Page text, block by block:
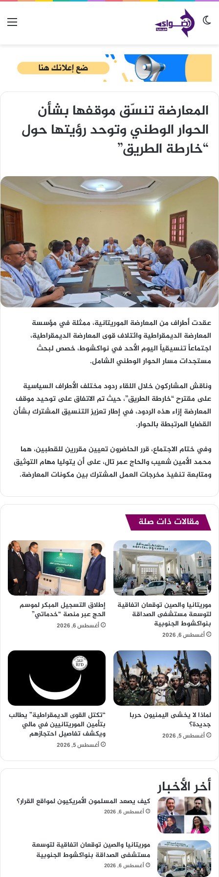
الوضع المظلم
المعارضة تنسّق موقفها بشأن
الحوار الوطني وتوحد رؤيتها حول
“خارطة الطريق”
عقدت أطراف من المعارضة الموريتانية، ممثلة في مؤسسة
المعارضة الديمقراطية وائتلاف قوى المعارضة الديمقراطية،
اجتماعاً تنسيقياً اليوم الأحد في نواكشوط، خصص لبحث
مستجدات مسار الحوار الوطني الشامل.
وناقش المشاركون خلال اللقاء ردود مختلف الأطراف السياسية
على مقترح “خارطة الطريق”، حيث تم الاتفاق على توحيد موقف
المعارضة إزاء هذه الردود، في إطار تعزيز التنسيق المشترك بشأن
القضايا المرتبطة بالحوار.
وفي ختام الاجتماع، قرر الحاضرون تعيين مقررين للقطبين، هما
محمد الأمين شعيب والحاج عمر تال، على أن يتوليا مهام التوثيق
ومتابعة تنفيذ مخرجات العمل المشترك بين مكونات المعارضة.
مقالات ذات صلة
موريتانيا والصين توقعان اتفاقية
لتوسعة مستشفى الصداقة
بنواكشوط الجنوبية
أغسطس 6, 2026
إطلاق التسجيل المبكر لموسم
الحج عبر منصة “خدماتي”
أغسطس 6, 2026
لماذا لا يخشى اليمنيون حربا
جديدة؟
أغسطس 5, 2026
“تكتل القوى الديمقراطية” يطالب
بتأمين الموريتانيين في مالي
ويكشف تفاصيل احتجازهم
أغسطس 5, 2026
أخر الأخبار
كيف يصعد المسلمون الأمريكيون لمواقع القرار؟
أغسطس 6, 2026
موريتانيا والصين توقعان اتفاقية لتوسعة
مستشفى الصداقة بنواكشوط الجنوبية
أغسطس 6, 2026